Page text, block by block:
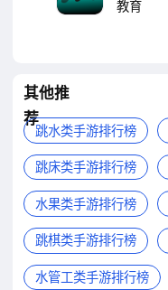
教育
其他推
荐
跳水类手游排行榜
跳床类手游排行榜
水果类手游排行榜
跳棋类手游排行榜
水管工类手游排行榜